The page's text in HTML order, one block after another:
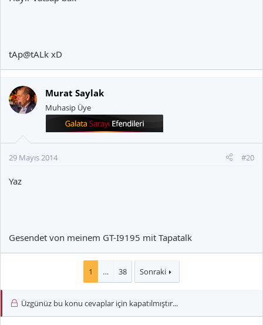
tAp@tALk xD
Murat Saylak
Muhasip Üye
29 Mayıs 2014 #20
Yaz
Gesendet von meinem GT-I9195 mit Tapatalk
1 … 38 Sonraki
Üzgünüz bu konu cevaplar için kapatılmıştır...